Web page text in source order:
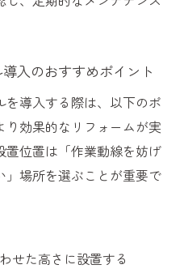
入のおすすめポイント
導入する際は、以下のポ
効果的なリフォームが実
位置は「作業動線を妨げ
」場所を選ぶことが重要で
せた高さに設置する